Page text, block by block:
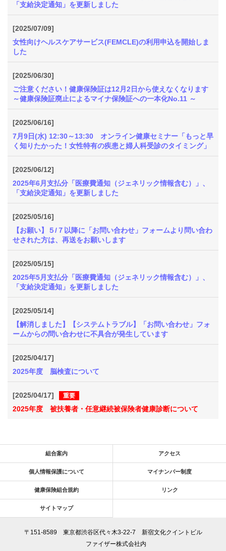
「支給決定通知」を更新しました
[2025/07/09]
女性向けヘルスケアサービス(FEMCLE)の利用申込を開始しま
した
[2025/06/30]
ご注意ください！健康保険証は12月2日から使えなくなります
～健康保険証廃止によるマイナ保険証への一本化No.11 ～
[2025/06/16]
7月9日(水) 12:30～13:30 オンライン健康セミナー「もっと早
く知りたかった！女性特有の疾患と婦人科受診のタイミング」
[2025/06/12]
2025年6月支払分「医療費通知（ジェネリック情報含む）」、
「支給決定通知」を更新しました
[2025/05/16]
【お願い】５/７以降に「お問い合わせ」フォームより問い合わ
せされた方は、再送をお願いします
[2025/05/15]
2025年5月支払分「医療費通知（ジェネリック情報含む）」、
「支給決定通知」を更新しました
[2025/05/14]
【解消しました】【システムトラブル】「お問い合わせ」フォ
ームからの問い合わせに不具合が発生しています
[2025/04/17]
2025年度 脳検査について
[2025/04/17] 重要
2025年度 被扶養者・任意継続被保険者健康診断について
組合案内 アクセス
個人情報保護について マイナンバー制度
健康保険組合規約 リンク
サイトマップ
〒151-8589 東京都渋谷区代々木3-22-7 新宿文化クイントビル
ファイザー株式会社内